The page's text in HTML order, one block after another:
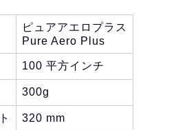
ピュアアエロプラス
Pure Aero Plus
100 平方インチ
300g
320 mm